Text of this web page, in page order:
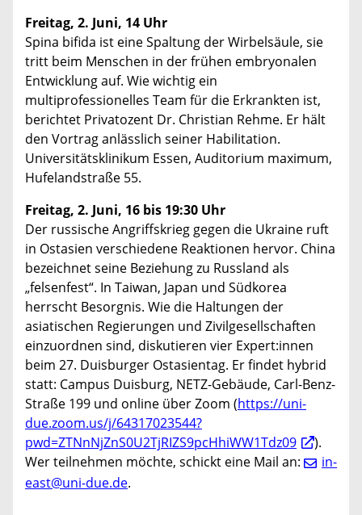
Freitag, 2. Juni, 14 Uhr
Spina bifida ist eine Spaltung der Wirbelsäule, sie
tritt beim Menschen in der frühen embryonalen
Entwicklung auf. Wie wichtig ein
multiprofessionelles Team für die Erkrankten ist,
berichtet Privatozent Dr. Christian Rehme. Er hält
den Vortrag anlässlich seiner Habilitation.
Universitätsklinikum Essen, Auditorium maximum,
Hufelandstraße 55.
Freitag, 2. Juni, 16 bis 19:30 Uhr
Der russische Angriffskrieg gegen die Ukraine ruft
in Ostasien verschiedene Reaktionen hervor. China
bezeichnet seine Beziehung zu Russland als
„felsenfest“. In Taiwan, Japan und Südkorea
herrscht Besorgnis. Wie die Haltungen der
asiatischen Regierungen und Zivilgesellschaften
einzuordnen sind, diskutieren vier Expert:innen
beim 27. Duisburger Ostasientag. Er findet hybrid
statt: Campus Duisburg, NETZ-Gebäude, Carl-Benz-
Straße 199 und online über Zoom (https://uni-
due.zoom.us/j/64317023544?
pwd=ZTNnNjZnS0U2TjRIZS9pcHhiWW1Tdz09
).
Wer teilnehmen möchte, schickt eine Mail an:
in-
east@uni-due.de.